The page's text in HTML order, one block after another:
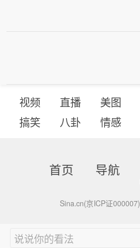
视频 直播 美图
搞笑
八卦 情感
首页 导航
Sina.cn(京ICP证000007)
说说你的看法